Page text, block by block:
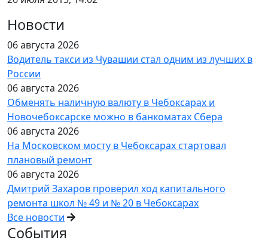
Новости
06 августа 2026
Водитель такси из Чувашии стал одним из лучших в
России
06 августа 2026
Обменять наличную валюту в Чебоксарах и
Новочебоксарске можно в банкоматах Сбера
06 августа 2026
На Московском мосту в Чебоксарах стартовал
плановый ремонт
06 августа 2026
Дмитрий Захаров проверил ход капитального
ремонта школ № 49 и № 20 в Чебоксарах
Все новости
События